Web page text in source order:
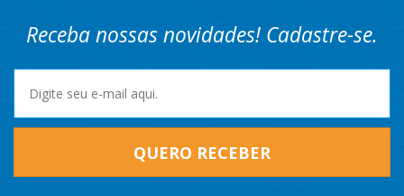
Receba nossas novidades! Cadastre-se.
QUERO RECEBER